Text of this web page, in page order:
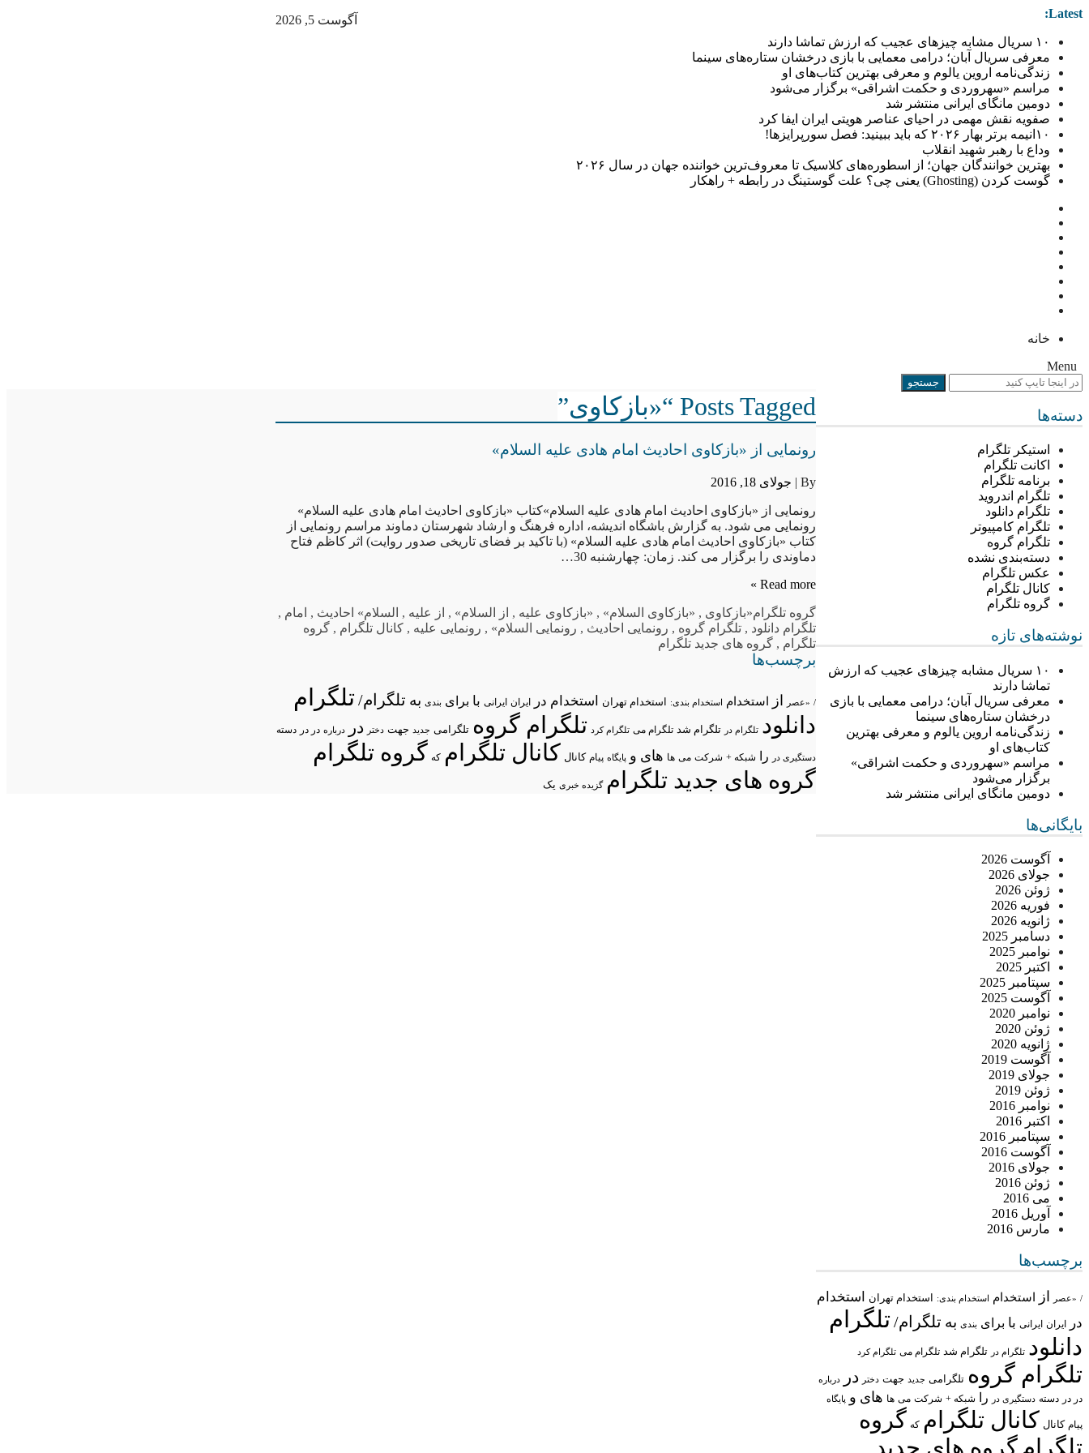
آگوست 5, 2026 Latest:
۱۰ سریال مشابه چیزهای عجیب که ارزش تماشا دارند
معرفی سریال آبان؛ درامی معمایی با بازی درخشان ستاره‌های سینما
زندگی‌نامه اروین یالوم و معرفی بهترین کتاب‌های او
مراسم «سهروردی و حکمت اشراقی» برگزار می‌شود
دومین مانگای ایرانی منتشر شد
صفویه نقش مهمی در احیای عناصر هویتی ایران ایفا کرد
۱۰انیمه برتر بهار ۲۰۲۶ که باید ببینید: فصل سورپرایزها!
وداع با رهبر شهید انقلاب
بهترین خوانندگان جهان؛ از اسطوره‌های کلاسیک تا معروف‌ترین خواننده جهان در سال ۲۰۲۶
گوست کردن (Ghosting) یعنی چی؟ علت گوستینگ در رابطه + راهکار
خانه
Menu
دسته‌ها
استیکر تلگرام
اکانت تلگرام
برنامه تلگرام
تلگرام اندروید
تلگرام دانلود
تلگرام کامپیوتر
تلگرام گروه
دسته‌بندی نشده
عکس تلگرام
کانال تلگرام
گروه تلگرام
نوشته‌های تازه
۱۰ سریال مشابه چیزهای عجیب که ارزش
تماشا دارند
معرفی سریال آبان؛ درامی معمایی با بازی
درخشان ستاره‌های سینما
زندگی‌نامه اروین یالوم و معرفی بهترین
کتاب‌های او
مراسم «سهروردی و حکمت اشراقی»
برگزار می‌شود
دومین مانگای ایرانی منتشر شد
بایگانی‌ها
آگوست 2026
جولای 2026
ژوئن 2026
فوریه 2026
ژانویه 2026
دسامبر 2025
نوامبر 2025
اکتبر 2025
سپتامبر 2025
آگوست 2025
نوامبر 2020
ژوئن 2020
ژانویه 2020
آگوست 2019
جولای 2019
ژوئن 2019
نوامبر 2016
اکتبر 2016
سپتامبر 2016
آگوست 2016
جولای 2016
ژوئن 2016
می 2016
آوریل 2016
مارس 2016
برچسب‌ها
/ «عصر از استخدام استخدام بندی: استخدام تهران
استخدام
در
ایران ایرانی با برای بندی به تلگرام/ تلگرام
دانلود تلگرام در تلگرام شد تلگرام می تلگرام کرد
تلگرام گروه تلگرامی جدید جهت دختر در درباره
در در دسته دستگیری در را شبکه + شرکت می ها های و پایگاه
پیام کانال کانال تلگرام که گروه
تلگرام گروه های جدید
Posts Tagged “«بازکاوی”
رونمایی از «بازکاوی احادیث امام هادی علیه السلام»
By | جولای 18, 2016
رونمایی از «بازکاوی احادیث امام هادی علیه السلام»کتاب «بازکاوی احادیث امام هادی علیه السلام»
رونمایی می شود. به گزارش باشگاه اندیشه، اداره فرهنگ و ارشاد شهرستان دماوند مراسم رونمایی از
کتاب «بازکاوی احادیث امام هادی علیه السلام» (با تاکید بر فضای تاریخی صدور روایت) اثر کاظم فتاح
دماوندی را برگزار می کند. زمان: چهارشنبه 30…
Read more »
گروه تلگرام«بازکاوی , «بازکاوی السلام» , «بازکاوی علیه , از السلام» , از علیه , السلام» احادیث , امام ,
تلگرام دانلود , تلگرام گروه , رونمایی احادیث , رونمایی السلام» , رونمایی علیه , کانال تلگرام , گروه
تلگرام , گروه های جدید تلگرام
برچسب‌ها
/ «عصر از استخدام استخدام بندی: استخدام تهران استخدام در ایران ایرانی با برای بندی به تلگرام/ تلگرام
دانلود تلگرام در تلگرام شد تلگرام می تلگرام کرد تلگرام گروه تلگرامی جدید جهت دختر در درباره در در دسته
دستگیری در را شبکه + شرکت می ها های و پایگاه پیام کانال کانال تلگرام که گروه تلگرام
گروه های جدید تلگرام گزیده خبری یک